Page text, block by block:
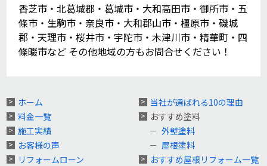
香芝市・北葛城郡・葛城市・大和高田市・御所市・五
條市・生駒市・奈良市・大和郡山市・橿原市・磯城
郡・天理市・桜井市・宇陀市・木津川市・精華町・四
條畷市など その他地域の方もお問合せください！
ホーム
料金一覧
施工実績
お客様の声
リフォームローン
当社が選ばれる10の理由
おすすめ塗料
外壁塗料
屋根塗料
おすすめ屋根リフォーム一覧